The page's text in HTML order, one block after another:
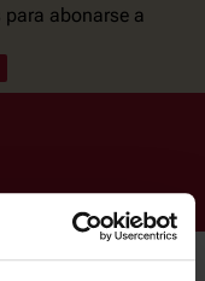
para abonarse a